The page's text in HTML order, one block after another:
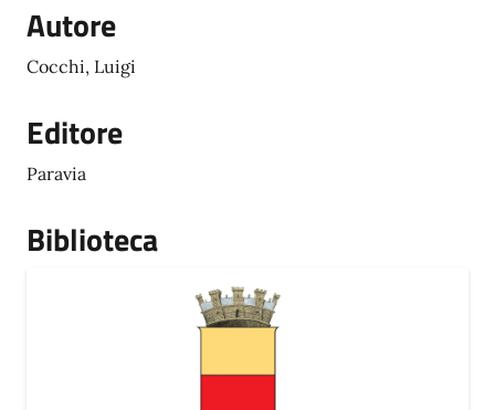
Autore
Cocchi, Luigi
Editore
Paravia
Biblioteca